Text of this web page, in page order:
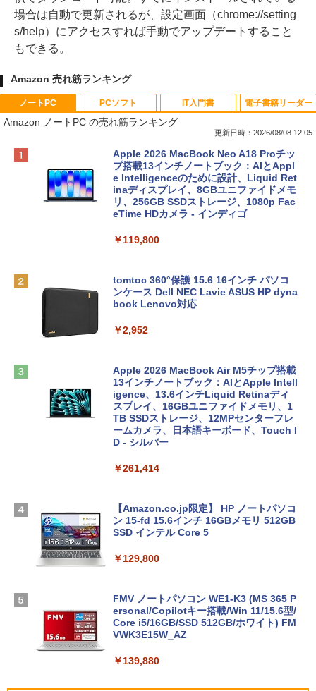
場合は自動で更新されるが、設定画面（chrome://setting
s/help）にアクセスすれば手動でアップデートすること
もできる。
Amazon 売れ筋ランキング
ノートPC
Amazon ノートPC の売れ筋ランキング
更新日時：2026/08/08 12:05
Apple 2026 MacBook Neo A18 Proチッ
プ搭載13インチノートブック：AIとAppl
e Intelligenceのために設計、Liquid Ret
inaディスプレイ、8GBユニファイドメモ
リ、256GB SSDストレージ、1080p Fac
eTime HDカメラ - インディゴ
￥119,800
tomtoc 360°保護 15.6 16インチ パソコ
ンケース Dell NEC Lavie ASUS HP dyna
book Lenovo対応
￥2,952
Apple 2026 MacBook Air M5チップ搭載
13インチノートブック：AIとApple Intell
igence、13.6インチLiquid Retinaディ
スプレイ、16GBユニファイドメモリ、1
TB SSDストレージ、12MPセンターフレ
ームカメラ、日本語キーボード、Touch I
D - シルバー
￥261,414
【Amazon.co.jp限定】 HP ノートパソコ
ン 15-fd 15.6インチ 16GBメモリ 512GB
SSD インテル Core 5
￥129,800
FMV ノートパソコン WE1-K3 (MS 365 P
ersonal/Copilotキー搭載/Win 11/15.6型/
Core i5/16GB/SSD 512GB/ホワイト) FM
VWK3E15W_AZ
￥139,880
PCソフト IT入門書 電子書籍リーダー